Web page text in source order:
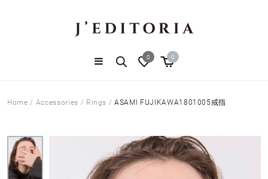
0 0
Home / Accessories / Rings / ASAMI FUJIKAWA1801005戒指